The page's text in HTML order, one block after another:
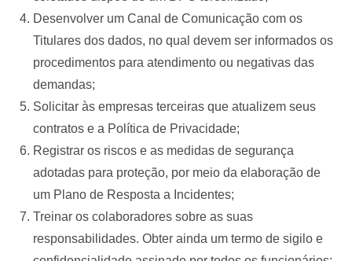
Desenvolver um Canal de Comunicação com os
Titulares dos dados, no qual devem ser informados os
procedimentos para atendimento ou negativas das
demandas;
Solicitar às empresas terceiras que atualizem seus
contratos e a Política de Privacidade;
Registrar os riscos e as medidas de segurança
adotadas para proteção, por meio da elaboração de
um Plano de Resposta a Incidentes;
Treinar os colaboradores sobre as suas
responsabilidades. Obter ainda um termo de sigilo e